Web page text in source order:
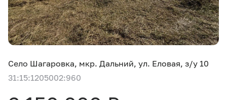
Село Шагаровка, мкр. Дальний, ул. Еловая, з/у 10
31:15:1205002:960